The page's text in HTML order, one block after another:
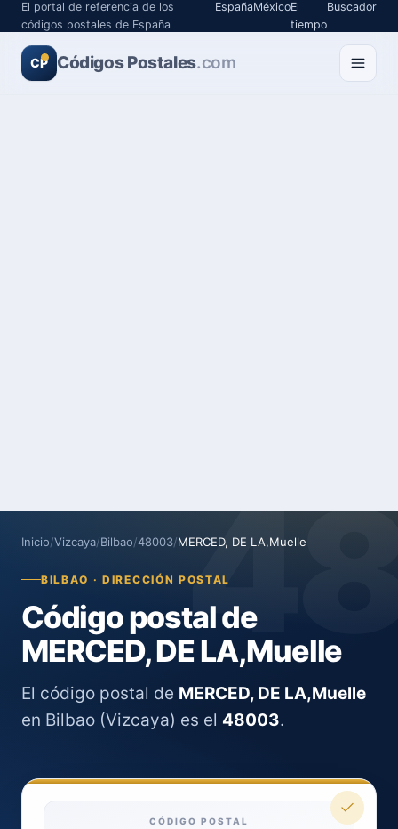
El portal de referencia de los
códigos postales de España
EspañaMéxicoEl
tiempo
Buscador
CP Códigos Postales.com
Inicio/Vizcaya/Bilbao/48003/MERCED, DE LA,Muelle
BILBAO · DIRECCIÓN POSTAL
Código postal de
MERCED, DE LA,Muelle
El código postal de MERCED, DE LA,Muelle
en Bilbao (Vizcaya) es el 48003.
CÓDIGO POSTAL